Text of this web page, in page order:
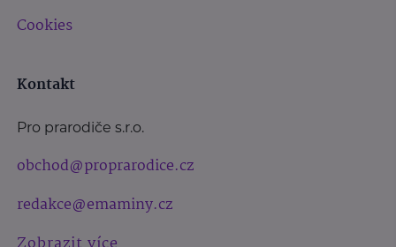
Cookies
Kontakt
Pro prarodiče s.r.o.
obchod@proprarodice.cz
redakce@emaminy.cz